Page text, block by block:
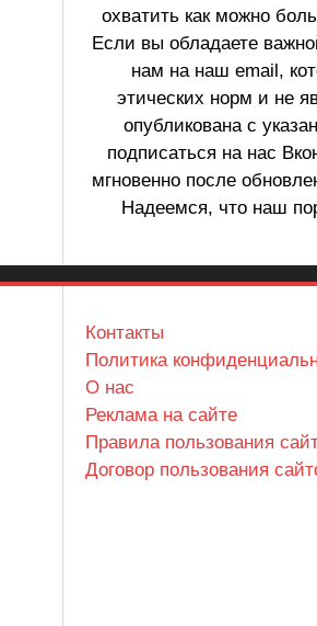
охватить как можно
Если вы обладаете
нам на наш email,
этических норм и не
опубликована с
подписаться на нас
мгновенно после
Надеемся, что наш
Контакты
Политика
О нас
Реклама на сайте
Правила пользования
Договор пользования